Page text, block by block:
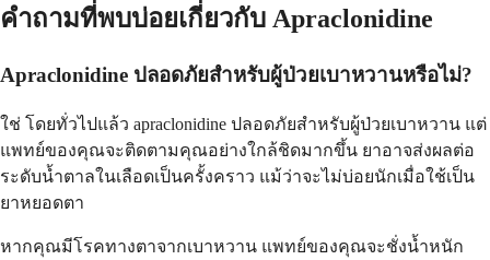
คำถามที่พบบ่อยเกี่ยวกับ Apraclonidine
Apraclonidine ปลอดภัยสำหรับผู้ป่วยเบาหวานหรือไม่?
ใช่ โดยทั่วไปแล้ว apraclonidine ปลอดภัยสำหรับผู้ป่วยเบาหวาน แต่
แพทย์ของคุณจะติดตามคุณอย่างใกล้ชิดมากขึ้น ยาอาจส่งผลต่อ
ระดับน้ำตาลในเลือดเป็นครั้งคราว แม้ว่าจะไม่บ่อยนักเมื่อใช้เป็น
ยาหยอดตา
หากคุณมีโรคทางตาจากเบาหวาน แพทย์ของคุณจะชั่งน้ำหนัก